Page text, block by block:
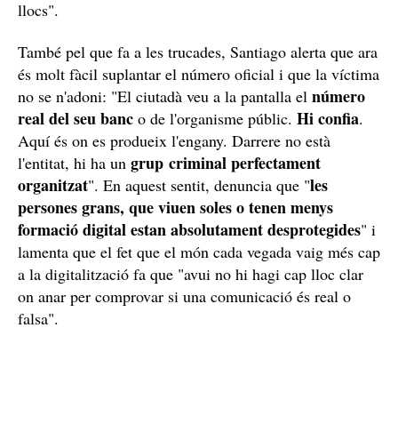
llocs".
També pel que fa a les trucades, Santiago alerta que ara
és molt fàcil suplantar el número oficial i que la víctima
no se n'adoni: "El ciutadà veu a la pantalla el número
real del seu banc o de l'organisme públic. Hi confia.
Aquí és on es produeix l'engany. Darrere no està
l'entitat, hi ha un grup criminal perfectament
organitzat". En aquest sentit, denuncia que "les
persones grans, que viuen soles o tenen menys
formació digital estan absolutament desprotegides" i
lamenta que el fet que el món cada vegada vaig més cap
a la digitalització fa que "avui no hi hagi cap lloc clar
on anar per comprovar si una comunicació és real o
falsa".